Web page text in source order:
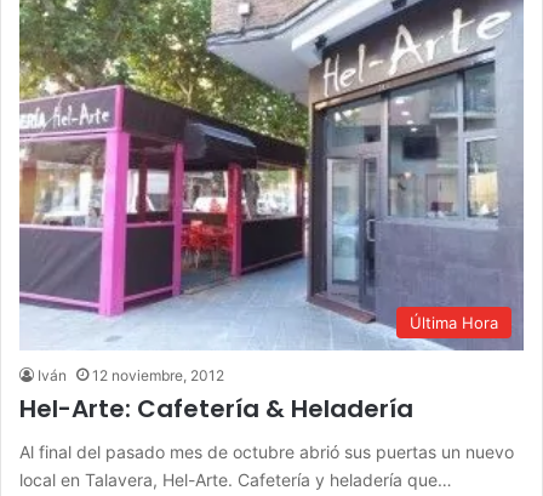
Última Hora
Iván 12 noviembre, 2012
Hel-Arte: Cafetería & Heladería
Al final del pasado mes de octubre abrió sus puertas un nuevo
local en Talavera, Hel-Arte. Cafetería y heladería que…